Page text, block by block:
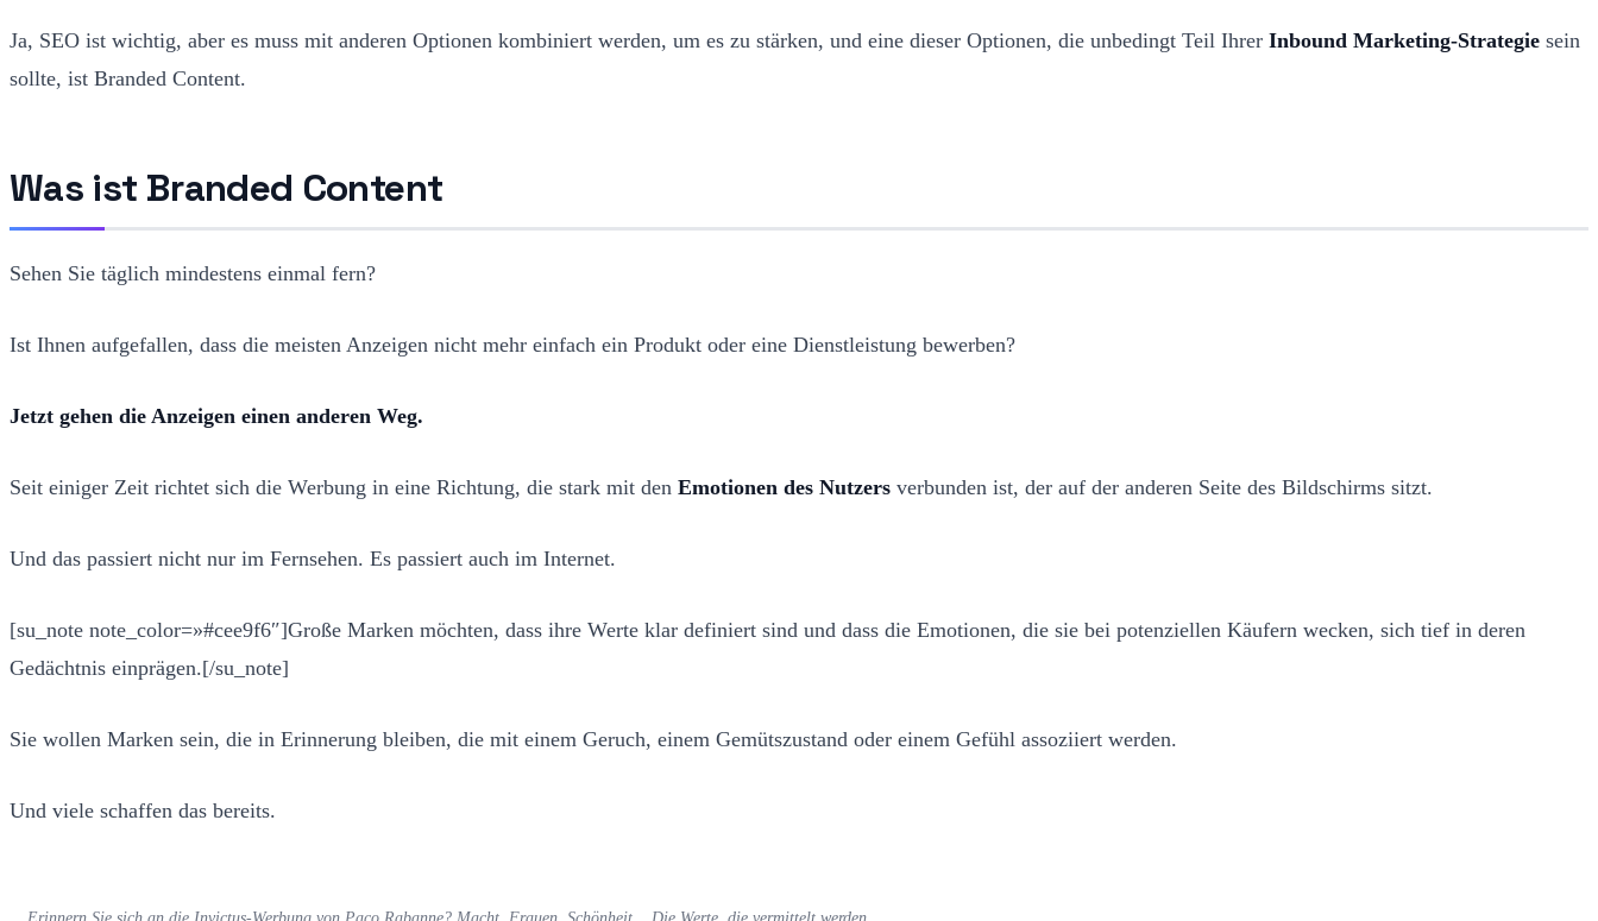
Ja, SEO ist wichtig, aber es muss mit anderen Optionen kombiniert werden, um es zu stärken, und eine dieser Optionen, die unbedingt Teil Ihrer Inbound Marketing-Strategie sein
sollte, ist Branded Content.
Was ist Branded Content
Sehen Sie täglich mindestens einmal fern?
Ist Ihnen aufgefallen, dass die meisten Anzeigen nicht mehr einfach ein Produkt oder eine Dienstleistung bewerben?
Jetzt gehen die Anzeigen einen anderen Weg.
Seit einiger Zeit richtet sich die Werbung in eine Richtung, die stark mit den Emotionen des Nutzers verbunden ist, der auf der anderen Seite des Bildschirms sitzt.
Und das passiert nicht nur im Fernsehen. Es passiert auch im Internet.
[su_note note_color=»#cee9f6″]Große Marken möchten, dass ihre Werte klar definiert sind und dass die Emotionen, die sie bei potenziellen Käufern wecken, sich tief in deren
Gedächtnis einprägen.[/su_note]
Sie wollen Marken sein, die in Erinnerung bleiben, die mit einem Geruch, einem Gemütszustand oder einem Gefühl assoziiert werden.
Und viele schaffen das bereits.
Erinnern Sie sich an die Invictus-Werbung von Paco Rabanne? Macht, Frauen, Schönheit… Die Werte, die vermittelt werden